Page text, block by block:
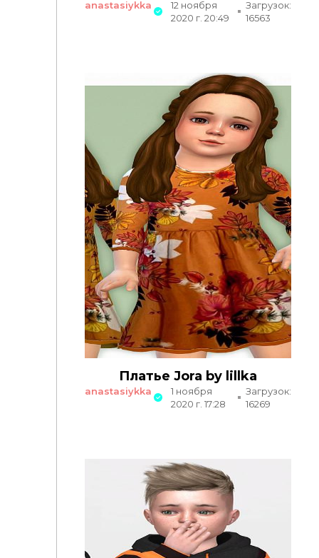
anastasiykka
12 ноября
2020 г. 20:49
Загрузок:
16563
Платье Jora by lillka
anastasiykka
1 ноября
2020 г. 17:28
Загрузок:
16269